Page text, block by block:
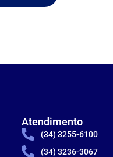
Atendimento
(34) 3255-6100
(34) 3236-3067